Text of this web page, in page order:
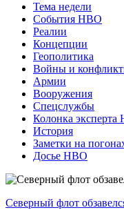
Тема недели
События НВО
Реалии
Концепции
Геополитика
Войны и
Армии
Вооружения
Спецслужбы
Колонка
История
Заметки на
Досье НВО
Северный флот